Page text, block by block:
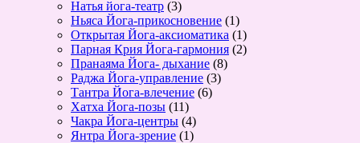
Натья йога-театр (3)
Ньяса Йога-прикосновение (1)
Открытая Йога-аксиоматика (1)
Парная Крия Йога-гармония (2)
Пранаяма Йога- дыхание (8)
Раджа Йога-управление (3)
Тантра Йога-влечение (6)
Хатха Йога-позы (11)
Чакра Йога-центры (4)
Янтра Йога-зрение (1)